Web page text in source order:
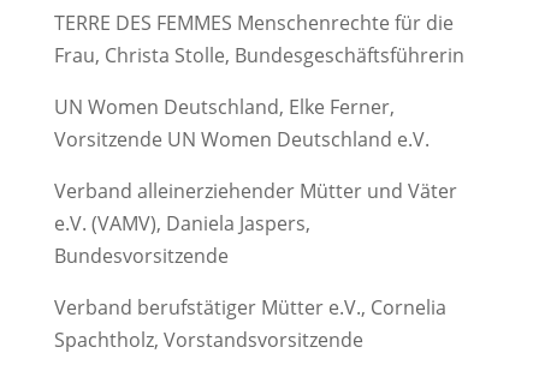
TERRE DES FEMMES Menschenrechte für die
Frau, Christa Stolle, Bundesgeschäftsführerin
UN Women Deutschland, Elke Ferner,
Vorsitzende UN Women Deutschland e.V.
Verband alleinerziehender Mütter und Väter
e.V. (VAMV), Daniela Jaspers,
Bundesvorsitzende
Verband berufstätiger Mütter e.V., Cornelia
Spachtholz, Vorstandsvorsitzende